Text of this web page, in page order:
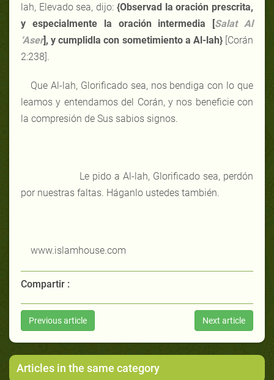
lah, Elevado sea, dijo: {Observad la oración prescrita,
y especialmente la oración intermedia [Salat Al
‘Aser], y cumplidla con sometimiento a Al-lah} [Corán
2:238].
Que Al-lah, Glorificado sea, nos bendiga con lo que
leamos y entendamos del Corán, y nos beneficie con
la compresión de Sus sabios signos.
Le pido a Al-lah, Glorificado sea, perdón
por nuestras faltas. Háganlo ustedes también.
www.islamhouse.com
Compartir :
Previous article Next article
Articles in the same category